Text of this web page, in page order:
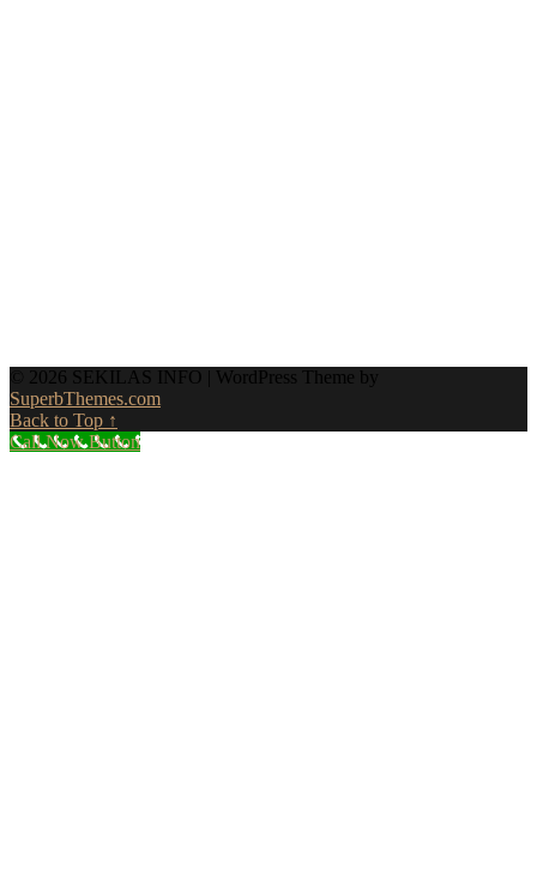
© 2026 SEKILAS INFO
| WordPress Theme by
SuperbThemes.com
Back to Top ↑
Call Now Button